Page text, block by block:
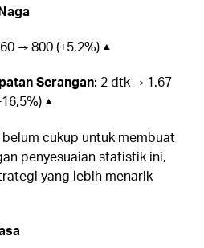
→ 800 (+5,2%) ▲
Serangan: 2 dtk → 1.67
▲
cukup untuk membuat
penyesuaian statistik ini,
yang lebih menarik